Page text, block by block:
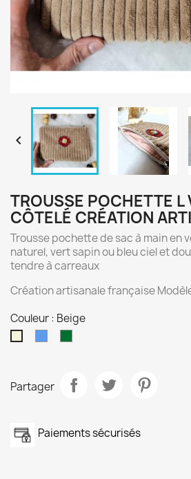

TROUSSE POCHETTE L
CÔTELÉ CRÉATION
Trousse pochette de sac à main en
naturel, vert sapin ou bleu ciel et
tendre à carreaux
Création artisanale française
Couleur : Beige
Partager
Paiements sécurisés